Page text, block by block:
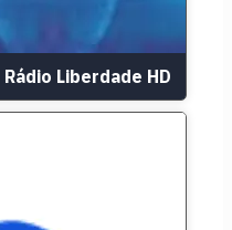
Rádio Liberdade HD